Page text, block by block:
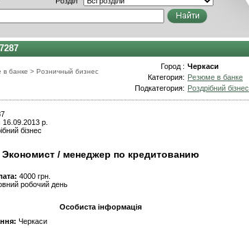
банке > Розничный бизнес
Город : Черкаси
Категория: Резюме в банке
Подкатегория: Роздрібний бізнес
16.09.2013 р.
бізнес
Экономист / менеджер по кредитованию
4000 грн.
робочий день
Особиста інформація
Черкаси